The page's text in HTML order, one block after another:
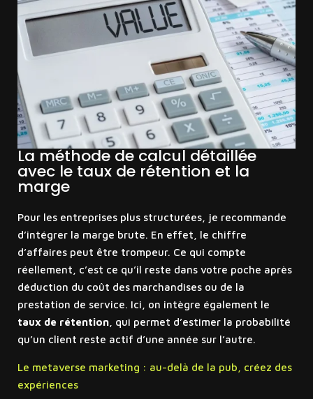
La méthode de calcul détaillée
avec le taux de rétention et la
marge
Pour les entreprises plus structurées, je recommande
d’intégrer la marge brute. En effet, le chiffre
d’affaires peut être trompeur. Ce qui compte
réellement, c’est ce qu’il reste dans votre poche après
déduction du coût des marchandises ou de la
prestation de service. Ici, on intègre également le
taux de rétention, qui permet d’estimer la probabilité
qu’un client reste actif d’une année sur l’autre.
Le metaverse marketing : au-delà de la pub, créez des
expériences